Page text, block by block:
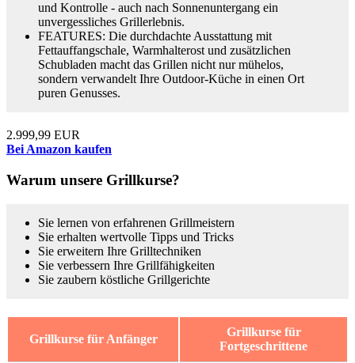
und Kontrolle - auch nach Sonnenuntergang ein
unvergessliches Grillerlebnis.
FEATURES: Die durchdachte Ausstattung mit
Fettauffangschale, Warmhalterost und zusätzlichen
Schubladen macht das Grillen nicht nur mühelos,
sondern verwandelt Ihre Outdoor-Küche in einen Ort
puren Genusses.
2.999,99 EUR
Bei Amazon kaufen
Warum unsere Grillkurse?
Sie lernen von erfahrenen Grillmeistern
Sie erhalten wertvolle Tipps und Tricks
Sie erweitern Ihre Grilltechniken
Sie verbessern Ihre Grillfähigkeiten
Sie zaubern köstliche Grillgerichte
Grillkurse für Anfänger
Grillkurse für
Fortgeschrittene